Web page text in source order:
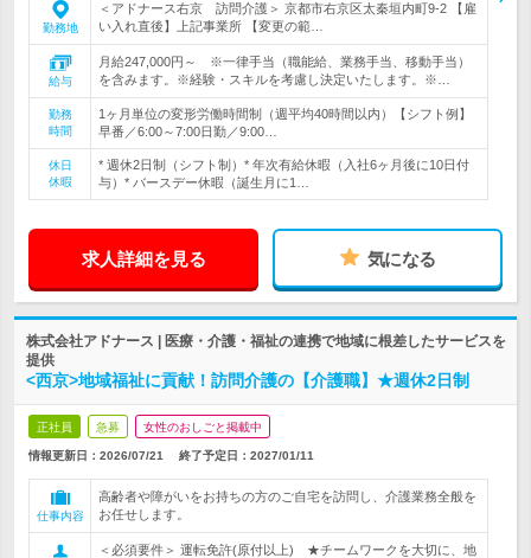
勤務地
＜アドナース右京 訪問介護＞ 京都市右京区太秦垣内町9-2 【雇
い入れ直後】上記事業所 【変更の範…
給与
月給247,000円～ ※一律手当（職能給、業務手当、移動手当）
を含みます。※経験・スキルを考慮し決定いたします。※…
勤務
時間
1ヶ月単位の変形労働時間制（週平均40時間以内）【シフト例】
早番／6:00～7:00日勤／9:00…
休日
休暇
* 週休2日制（シフト制）* 年次有給休暇（入社6ヶ月後に10日付
与）* バースデー休暇（誕生月に1…
求人詳細を見る 気になる
株式会社アドナース | 医療・介護・福祉の連携で地域に根差したサービスを
提供
<西京>地域福祉に貢献！訪問介護の【介護職】★週休2日制
正社員 急募 女性のおしごと掲載中
情報更新日：2026/07/21 終了予定日： 2027/01/11
仕事内容
高齢者や障がいをお持ちの方のご自宅を訪問し、介護業務全般を
お任せします。
＜必須要件＞ 運転免許(原付以上) ★チームワークを大切に、地